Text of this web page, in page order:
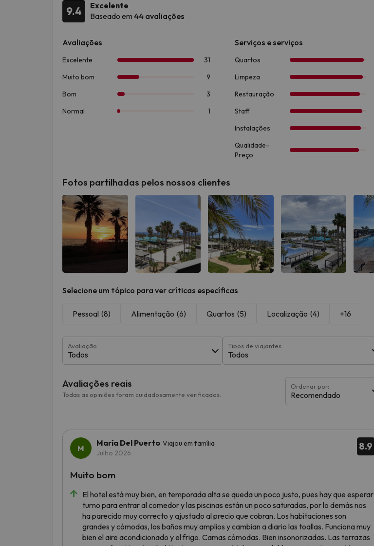
9.4
Excelente
Baseado em 44 avaliações
Fotos partilhadas pelos nossos clientes
Selecione um tópico para ver críticas específicas
Pessoal (8) Alimentação (6) Quartos (5) Localização (4) +16
Avaliação
Todos
Tipos de viajantes
Todos
Avaliações reais
Todas as opiniões foram cuidadosamente verificados.
Ordenar por:
Recomendado
8.9
María Del Puerto Viajou em família
Julho 2026
El hotel está muy bien, en temporada alta se queda un poco justo, pues hay que esperar
turno para entrar al comedor y las piscinas están un poco saturadas, por lo demás nos
ha parecido muy correcto y ajustado al precio que cobran. Los habitaciones son
grandes y cómodas, los baños muy amplios y cambian a diario las toallas. Funciona muy
bien el aire acondicionado y el frigo. Camas cómodas. Bien insonorizadas. Las terrazas
Muito bom